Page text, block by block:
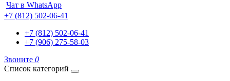
Чат в WhatsApp
+7 (812) 502-06-41
+7 (812) 502-06-41
+7 (906) 275-58-03
Звоните 0
Список категорий